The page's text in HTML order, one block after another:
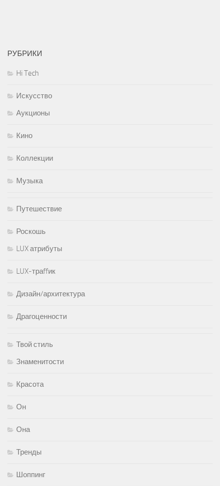
РУБРИКИ
Hi Tech
Искусство
Аукционы
Кино
Коллекции
Музыка
Путешествие
Роскошь
LUX атрибуты
LUX-траffик
Дизайн/архитектура
Драгоценности
Твой стиль
Знаменитости
Красота
Он
Она
Тренды
Шоппинг